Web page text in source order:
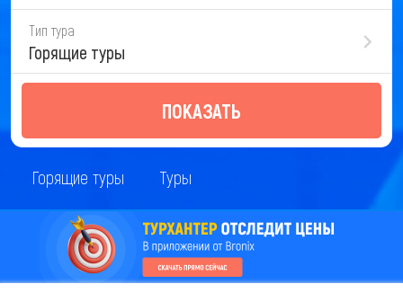
Тип тура
Горящие туры
ПОКАЗАТЬ
Горящие туры Туры